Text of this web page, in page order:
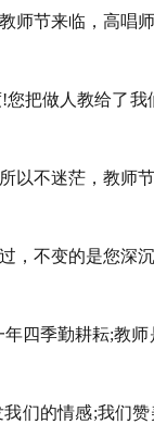
师节来临，高唱
把做人教给了
以不迷茫，教师
，不变的是您深
四季勤耕耘;教
们的情感;我们